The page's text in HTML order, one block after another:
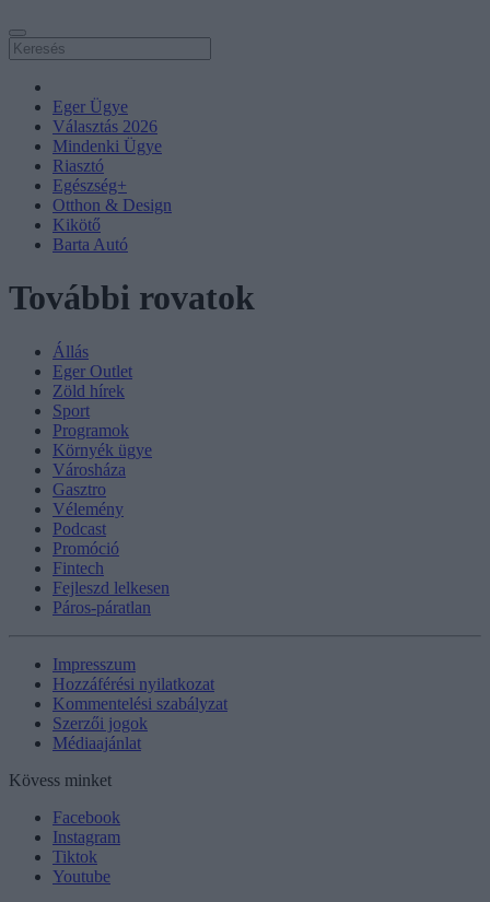
Eger Ügye
Választás 2026
Mindenki Ügye
Riasztó
Egészség+
Otthon & Design
Kikötő
Barta Autó
További rovatok
Állás
Eger Outlet
Zöld hírek
Sport
Programok
Környék ügye
Városháza
Gasztro
Vélemény
Podcast
Promóció
Fintech
Fejleszd lelkesen
Páros-páratlan
Impresszum
Hozzáférési nyilatkozat
Kommentelési szabályzat
Szerzői jogok
Médiaajánlat
Kövess minket
Facebook
Instagram
Tiktok
Youtube